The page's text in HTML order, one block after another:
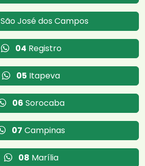
São José dos Campos
04 Registro
05 Itapeva
06 Sorocaba
07 Campinas
08 Marília